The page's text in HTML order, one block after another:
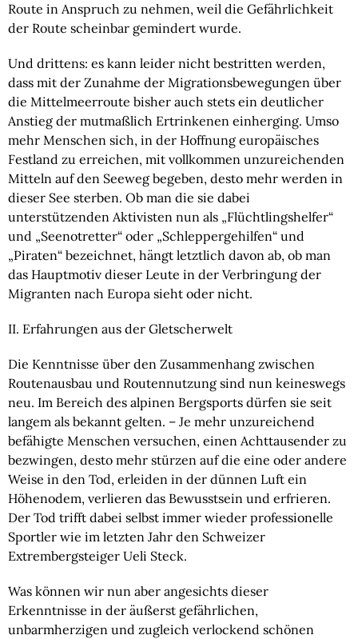
Route in Anspruch zu nehmen, weil die Gefährlichkeit
der Route scheinbar gemindert wurde.
Und drittens: es kann leider nicht bestritten werden,
dass mit der Zunahme der Migrationsbewegungen über
die Mittelmeerroute bisher auch stets ein deutlicher
Anstieg der mutmaßlich Ertrinkenen einherging. Umso
mehr Menschen sich, in der Hoffnung europäisches
Festland zu erreichen, mit vollkommen unzureichenden
Mitteln auf den Seeweg begeben, desto mehr werden in
dieser See sterben. Ob man die sie dabei
unterstützenden Aktivisten nun als „Flüchtlingshelfer“
und „Seenotretter“ oder „Schleppergehilfen“ und
„Piraten“ bezeichnet, hängt letztlich davon ab, ob man
das Hauptmotiv dieser Leute in der Verbringung der
Migranten nach Europa sieht oder nicht.
II. Erfahrungen aus der Gletscherwelt
Die Kenntnisse über den Zusammenhang zwischen
Routenausbau und Routennutzung sind nun keineswegs
neu. Im Bereich des alpinen Bergsports dürfen sie seit
langem als bekannt gelten. – Je mehr unzureichend
befähigte Menschen versuchen, einen Achttausender zu
bezwingen, desto mehr stürzen auf die eine oder andere
Weise in den Tod, erleiden in der dünnen Luft ein
Höhenodem, verlieren das Bewusstsein und erfrieren.
Der Tod trifft dabei selbst immer wieder professionelle
Sportler wie im letzten Jahr den Schweizer
Extrembergsteiger Ueli Steck.
Was können wir nun aber angesichts dieser
Erkenntnisse in der äußerst gefährlichen,
unbarmherzigen und zugleich verlockend schönen